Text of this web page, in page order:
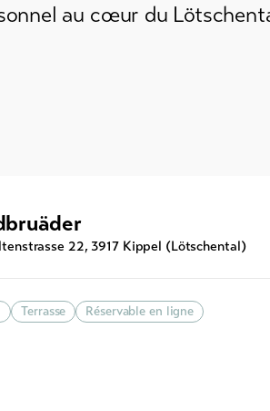
au cœur du
22, 3917 Kippel (Lötschental)
Terrasse Réservable en ligne